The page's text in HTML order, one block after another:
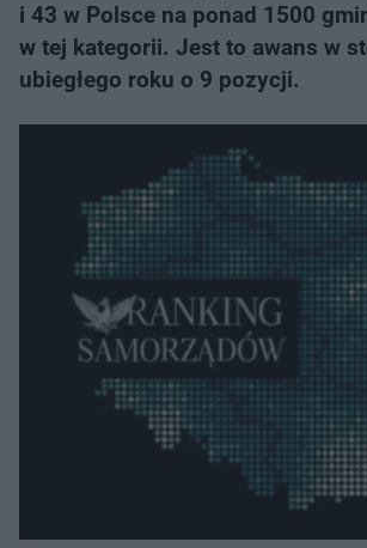
i 43 w Polsce na ponad 1500
w tej kategorii. Jest to awans w
ubiegłego roku o 9 pozycji.